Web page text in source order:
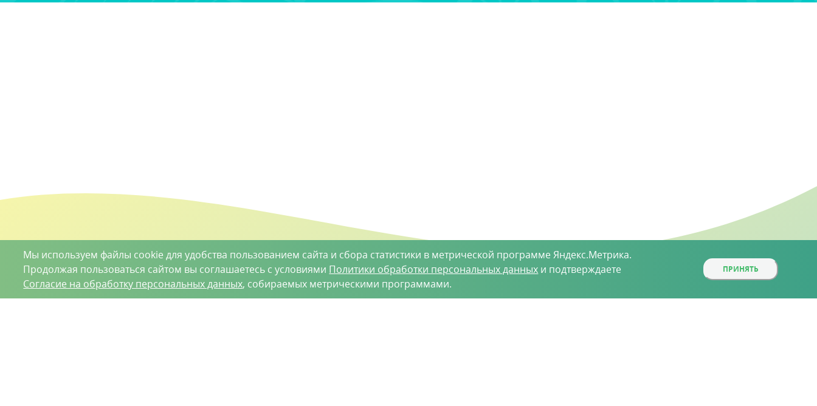
Мы используем файлы cookie для удобства пользованием сайта и сбора статистики в метрической программе Яндекс.Метрика.
Продолжая пользоваться сайтом вы соглашаетесь с условиями Политики обработки персональных данных и подтверждаете
Согласие на обработку персональных данных, собираемых метрическими программами.
ПРИНЯТЬ